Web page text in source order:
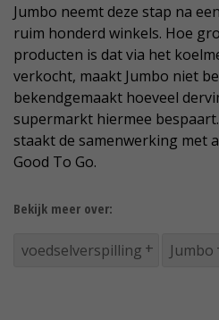
Jumbo neemt deze stap na
ruim honderd winkels. Hoe
producten is dat via het
verkocht, maakt Jumbo niet
bekendgemaakt hoeveel
supermarkt hiermee
staakt de samenwerking met
Good To Go.
Bekijk meer over:
voedselverspilling Jumbo